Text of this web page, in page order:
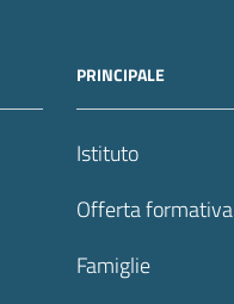
PRINCIPALE
Istituto
Offerta formativa
Famiglie